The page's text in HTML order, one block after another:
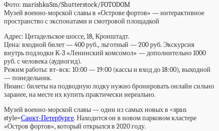
Фото: marishkaSm/Shutterstock/FOTODOM
Музей военно-морской славы в «Острове фортов» — интерактивное
пространство с экспонатами и смотровой площадкой
Адрес: Цитадельское шоссе, 18, Кронштадт.
Цена: входной билет — 400 руб., льготный — 200 руб. Экскурсия
внутрь подлодки К-3 «Ленинский комсомол» — дополнительно 1000
руб. с человека (аудиогид).
Режим работы: вт–вск: 10:00 — 19:00 (кассы и вход до 18:00), выходной
— понедельник.
Нюанс: билеты на подводную лодку нужно бронировать онлайн сильно
заранее, на месте их купить практически нереально.
Музей военно-морской славы — один из самых новых в <span
style=Санкт-Петербурге. Находится он в новом парковом кластере
«Остров фортов», который открылся в 2020 году.